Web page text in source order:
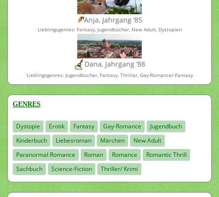
Anja, Jahrgang ’85
Lieblingsgenres: Fantasy, Jugendbücher, New Adult, Dystopien
Dana, Jahrgang ’88
Lieblingsgenres: Jugendbücher, Fantasy, Thriller, Gay-Romance/-Fantasy
GENRES
Dystopie Erotik Fantasy Gay-Romance
Jugendbuch
Kinderbuch
Liebesroman Märchen
New Adult
Paranormal Romance
Roman Romance
Romantic Thrill
Sachbuch
Science-Fiction Thriller/ Krimi